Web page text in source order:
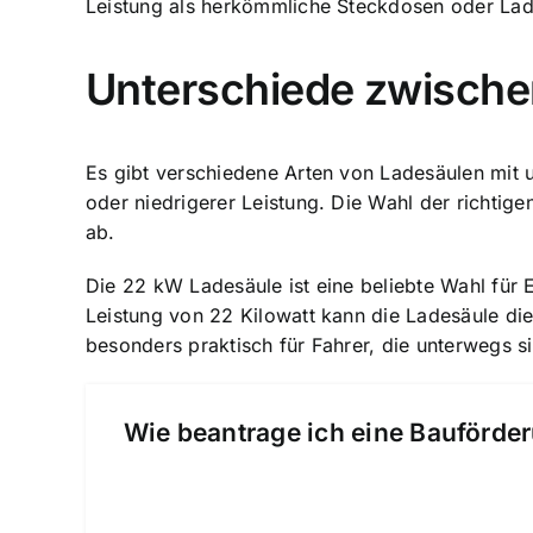
Leistung als herkömmliche Steckdosen oder
Unterschiede
Es gibt verschiedene Arten von Ladesäulen
oder niedrigerer Leistung. Die Wahl der
ab.
Die 22 kW Ladesäule ist eine beliebte Wahl für
Leistung von 22 Kilowatt kann die Ladesäule
besonders praktisch für Fahrer, die unterwegs
Wie beantrage ich eine